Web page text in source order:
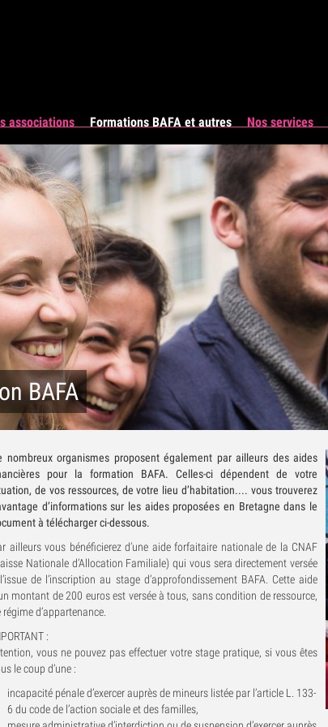
associations Formations BAFA et autres Nos services
BAFA
nombreux organismes proposent également par ailleurs des aides
pour la formation BAFA. Celles-ci dépendent de votre
de vos ressources, de votre lieu d’habitation.... vous trouverez
d’informations sur les aides proposées en Bretagne dans le
à télécharger ci-dessous.
ailleurs vous bénéficierez d’une aide forfaitaire nationale de la CNAF
Nationale d’Allocation Familiale) qui vous sera directement versée
de l’inscription au stage d’approfondissement BAFA. Cette aide
montant de 200 euros est versée à tous, sans condition de ressource,
régime d’appartenance.
:
vous ne pouvez pas effectuer votre stage pratique, si vous êtes
le coup d’une :
incapacité pénale d’exercer auprès de mineurs listée par l’article L. 133-
6 du code de l’action sociale et des familles,